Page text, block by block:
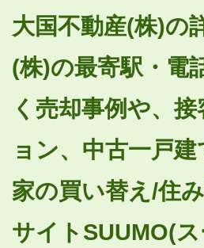
大国不動産(株)の
(株)の最寄駅・電
く売却事例や、
ョン、中古一戸
家の買い替え/住
サイトSUUMO(ス